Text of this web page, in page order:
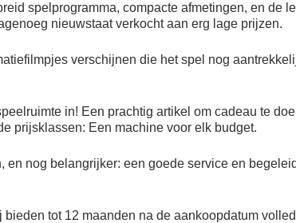
spelprogramma, compacte afmetingen, en de
nieuwstaat verkocht aan erg lage prijzen.
verschijnen die het spel nog
in! Een prachtig artikel om cadeau te
prijsklassen: Een machine voor elk budget.
nog belangrijker: een goede service en
tot 12 maanden na de aankoopdatum